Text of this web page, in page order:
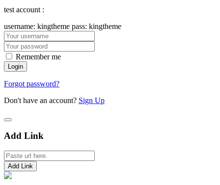
test account :
username: kingtheme pass: kingtheme
Remember me
Forgot password?
Don't have an account? Sign Up
Add Link
Add Link